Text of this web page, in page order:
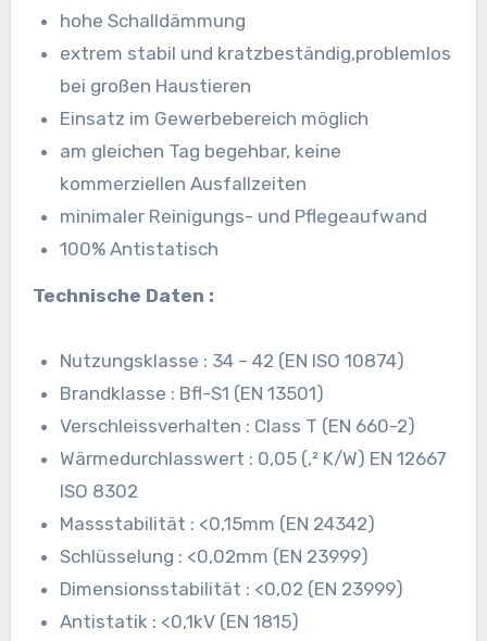
hohe Schalldämmung
extrem stabil und kratzbeständig,problemlos
bei großen Haustieren
Einsatz im Gewerbebereich möglich
am gleichen Tag begehbar, keine
kommerziellen Ausfallzeiten
minimaler Reinigungs- und Pflegeaufwand
100% Antistatisch
Technische Daten :
Nutzungsklasse : 34 – 42 (EN ISO 10874)
Brandklasse : Bfl-S1 (EN 13501)
Verschleissverhalten : Class T (EN 660-2)
Wärmedurchlasswert : 0,05 (,² K/W) EN 12667
ISO 8302
Massstabilität : <0,15mm (EN 24342)
Schlüsselung : <0,02mm (EN 23999)
Dimensionsstabilität : <0,02 (EN 23999)
Antistatik : <0,1kV (EN 1815)